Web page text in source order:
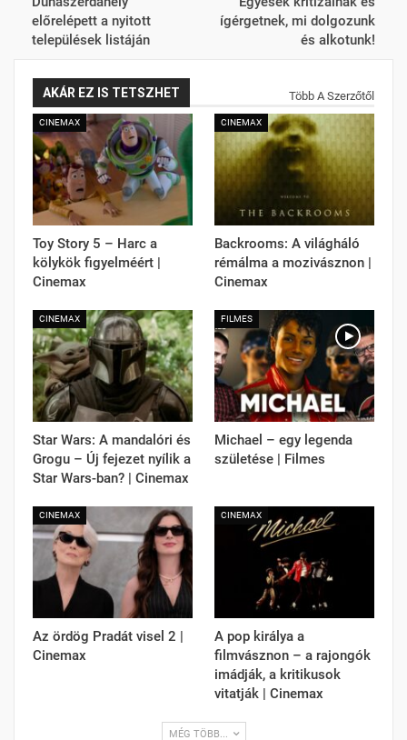
előrelépett a nyitott
települések listáján
ígérgetnek, mi dolgozunk
és alkotunk!
AKÁR EZ IS TETSZHET Több A Szerzőtől
CINEMAX
Toy Story 5 – Harc a
kölykök figyelméért |
Cinemax
CINEMAX
Backrooms: A világháló
rémálma a mozivásznon |
Cinemax
CINEMAX
Star Wars: A mandalóri és
Grogu – Új fejezet nyílik a
Star Wars-ban? | Cinemax
FILMES
Michael – egy legenda
születése | Filmes
CINEMAX
Az ördög Pradát visel 2 |
Cinemax
CINEMAX
A pop királya a
filmvásznon – a rajongók
imádják, a kritikusok
vitatják | Cinemax
MÉG TÖBB...